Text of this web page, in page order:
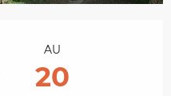
AU
20